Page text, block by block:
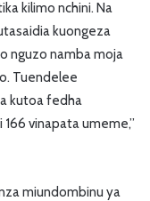
kilimo nchini. Na
kuongeza
nguzo namba moja
Tuendelee
kutoa fedha
vinapata umeme,”
miundombinu ya